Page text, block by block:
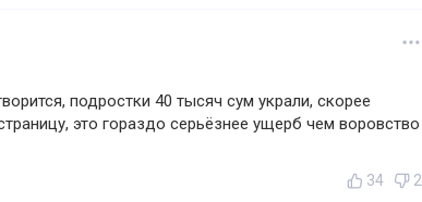
подростки 40 тысяч сум украли, скорее
это гораздо серьёзнее ущерб чем воровство
34 2